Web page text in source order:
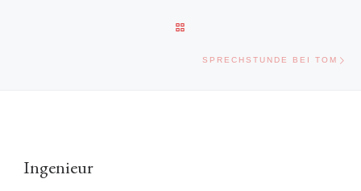
SPRECHSTUNDE BEI TOM
Ingenieur